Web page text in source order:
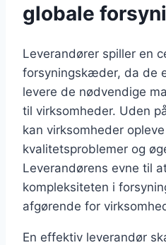
globale
Leverandører spiller en
forsyningskæder, da de
levere de nødvendige
til virksomheder. Uden
kan virksomheder
kvalitetsproblemer og
Leverandørens evne til
kompleksiteten i
afgørende for
En effektiv leverandør